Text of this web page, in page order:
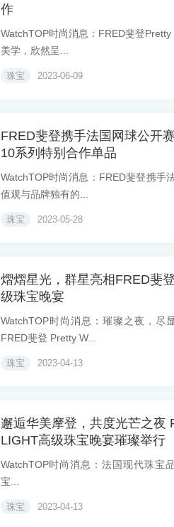
作
WatchTOP时尚消息：FRED斐登
美学，欣然呈...
珠宝 2023-06-09
FRED斐登携手法国网球公开
10系列特别合作单品
WatchTOP时尚消息：FRED斐登携手
值观与品牌独有的...
珠宝 2023-05-28
熠熠星光，群星亮相FRED斐
级珠宝晚宴
WatchTOP时尚消息：璀璨之夜，尽
FRED斐登 Pretty W...
珠宝 2023-04-13
邂逅华美摩登，共度光芒之夜
LIGHT高级珠宝晚宴璀璨举行
WatchTOP时尚消息：法国现代珠宝
宝...
珠宝 2023-04-13